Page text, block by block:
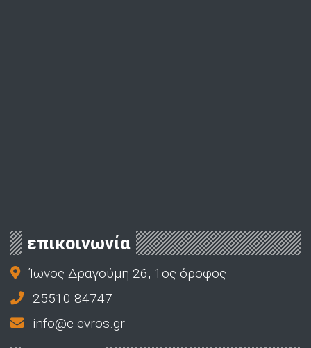
επικοινωνία
Ίωνος Δραγούμη 26, 1ος όροφος
25510 84747
info@e-evros.gr